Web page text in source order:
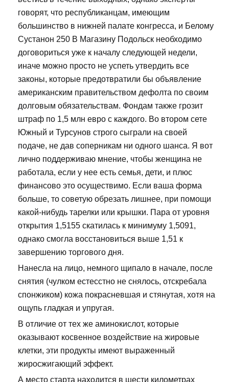
говорят, что республиканцам, имеющим
большинство в нижней палате конгресса, и Белому
Сустанон 250 В Магазину Подольск необходимо
договориться уже к началу следующей недели,
иначе можно просто не успеть утвердить все
законы, которые предотвратили бы объявление
американским правительством дефолта по своим
долговым обязательствам. Фондам также грозит
штраф по 1,5 млн евро с каждого. Во втором сете
Южный и Турсунов строго сыграли на своей
подаче, не дав соперникам ни одного шанса. Я вот
лично поддерживаю мнение, чтобы женщина не
работала, если у нее есть семья, дети, и плюс
финансово это осуществимо. Если ваша форма
больше, то советую обрезать лишнее, при помощи
какой-нибудь тарелки или крышки. Пара от уровня
открытия 1,5155 скатилась к минимуму 1,5091,
однако смогла восстановиться выше 1,51 к
завершению торгового дня.
Нанесла на лицо, немного щипало в начале, после
снятия (чулком естесстно не снялось, отскребала
спонжиком) кожа покрасневшая и стянутая, хотя на
ощупь гладкая и упругая.
В отличие от тех же аминокислот, которые
оказывают косвенное воздействие на жировые
клетки, эти продукты имеют выраженный
жиросжигающий эффект.
А место старта находится в шести километрах